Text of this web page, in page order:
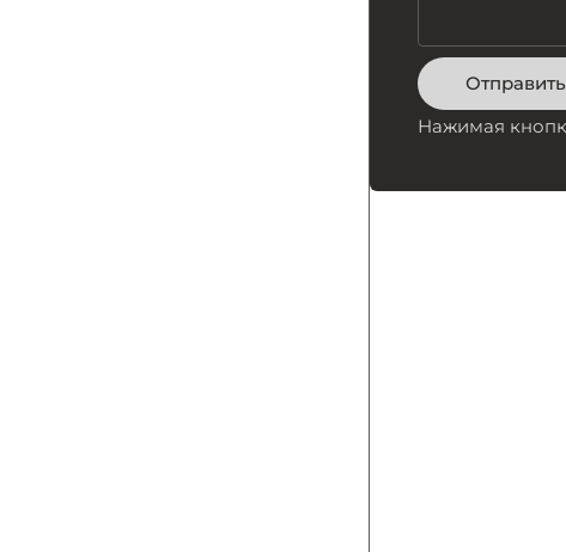
Отправить
Нажимая